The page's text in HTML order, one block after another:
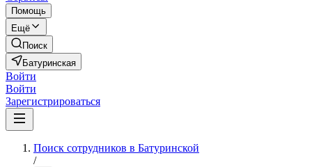
Помощь
Ещё
Поиск
Батуринская
Войти
Войти
Зарегистрироваться
Поиск сотрудников в Батуринской
/